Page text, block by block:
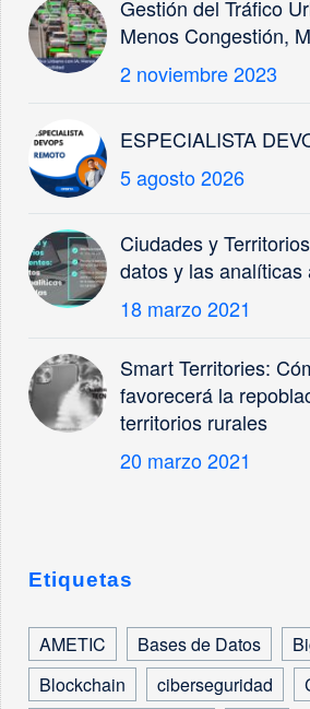
Gestión del Tráfico
Menos Congestión,
2 noviembre 2023
ESPECIALISTA
5 agosto 2026
Ciudades y
datos y las analíticas
18 marzo 2021
Smart Territories:
favorecerá la
territorios rurales
20 marzo 2021
Etiquetas
AMETIC Bases de Datos
Blockchain
ciberseguridad